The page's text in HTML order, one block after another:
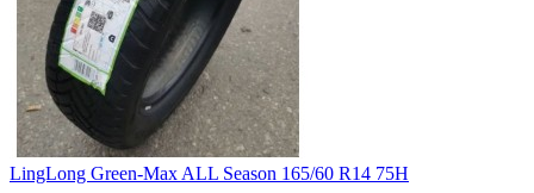
LingLong Green-Max ALL Season 165/60 R14 75H